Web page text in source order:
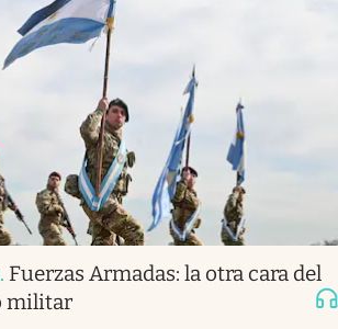
. Fuerzas Armadas: la otra cara del
militar